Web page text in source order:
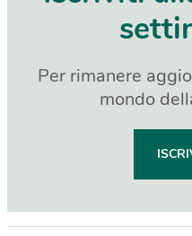
Per rimanere
mondo